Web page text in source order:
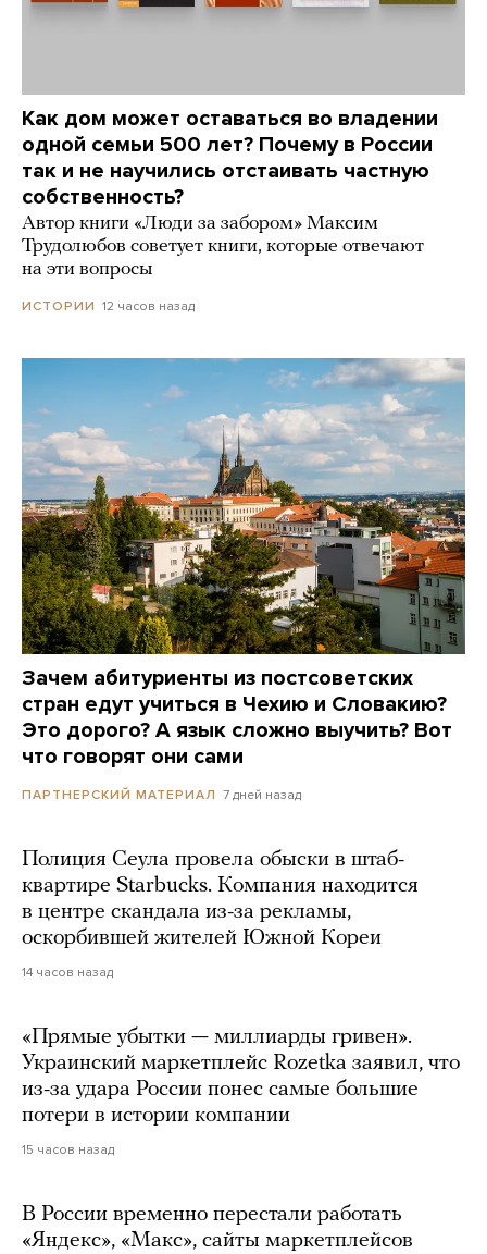
Как дом может оставаться во владении
одной семьи 500 лет? Почему в России
так и не научились отстаивать частную
собственность?
Автор книги «Люди за забором» Максим
Трудолюбов советует книги, которые отвечают
на эти вопросы
ИСТОРИИ 12 часов назад
Зачем абитуриенты из постсоветских
стран едут учиться в Чехию и Словакию?
Это дорого? А язык сложно выучить? Вот
что говорят они сами
ПАРТНЕРСКИЙ МАТЕРИАЛ 7 дней назад
Полиция Сеула провела обыски в штаб-
квартире Starbucks. Компания находится
в центре скандала из-за рекламы,
оскорбившей жителей Южной Кореи
14 часов назад
«Прямые убытки — миллиарды гривен».
Украинский маркетплейс Rozetka заявил, что
из-за удара России понес самые большие
потери в истории компании
15 часов назад
В России временно перестали работать
«Яндекс», «Макс», сайты маркетплейсов